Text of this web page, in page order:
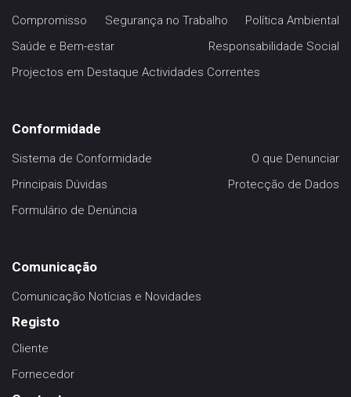
Compromisso Segurança no Trabalho
Política Ambiental
Saúde e Bem-estar
Responsabilidade Social
Projectos em Destaque Actividades Correntes
Conformidade
Sistema de Conformidade
O que Denunciar
Principais Dúvidas
Protecção de Dados
Formulário de Denúncia
Comunicação
Comunicação Notícias e Novidades
Registo
Cliente
Fornecedor